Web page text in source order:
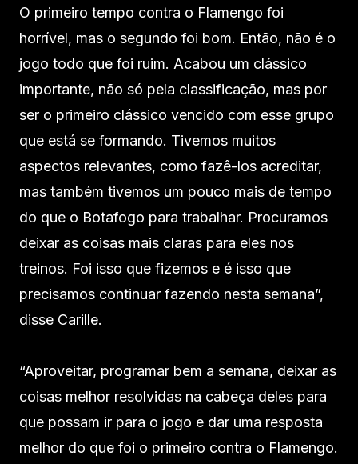
O primeiro tempo contra o Flamengo foi
horrível, mas o segundo foi bom. Então, não é o
jogo todo que foi ruim. Acabou um clássico
importante, não só pela classificação, mas por
ser o primeiro clássico vencido com esse grupo
que está se formando. Tivemos muitos
aspectos relevantes, como fazê-los acreditar,
mas também tivemos um pouco mais de tempo
do que o Botafogo para trabalhar. Procuramos
deixar as coisas mais claras para eles nos
treinos. Foi isso que fizemos e é isso que
precisamos continuar fazendo nesta semana”,
disse Carille.
“Aproveitar, programar bem a semana, deixar as
coisas melhor resolvidas na cabeça deles para
que possam ir para o jogo e dar uma resposta
melhor do que foi o primeiro contra o Flamengo.